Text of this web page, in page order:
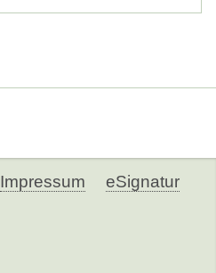
Impressum eSignatur